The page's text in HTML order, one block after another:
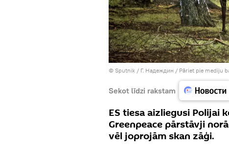
© Sputnik / Г. Надеждин / Pāriet pie mediju
Sekot līdzi rakstam
ES tiesa aizliegusi Polijai
Greenpeace pārstāvji
vēl joprojām skan zāģi.